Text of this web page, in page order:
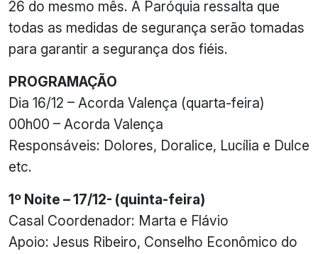
26 do mesmo mês. A Paróquia ressalta que
todas as medidas de segurança serão tomadas
para garantir a segurança dos fiéis.
PROGRAMAÇÃO
Dia 16/12 – Acorda Valença (quarta-feira)
00h00 – Acorda Valença
Responsáveis: Dolores, Doralice, Lucília e Dulce
etc.
1º Noite – 17/12- (quinta-feira)
Casal Coordenador: Marta e Flávio
Apoio: Jesus Ribeiro, Conselho Econômico do